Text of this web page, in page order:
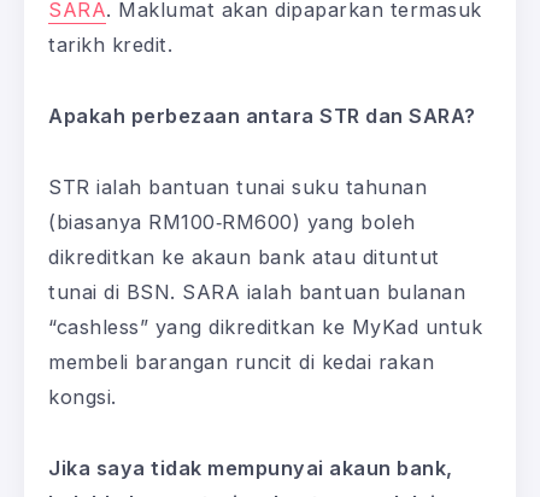
SARA. Maklumat akan dipaparkan termasuk
tarikh kredit.
Apakah perbezaan antara STR dan SARA?
STR ialah bantuan tunai suku tahunan
(biasanya RM100‑RM600) yang boleh
dikreditkan ke akaun bank atau dituntut
tunai di BSN. SARA ialah bantuan bulanan
“cashless” yang dikreditkan ke MyKad untuk
membeli barangan runcit di kedai rakan
kongsi.
Jika saya tidak mempunyai akaun bank,